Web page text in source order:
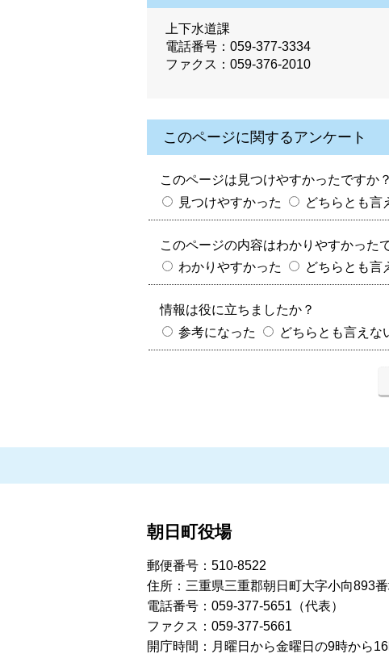
上下水道課
電話番号：059-377-3334
ファクス：059-376-2010
このページに関するアンケート
このページは見つけやすかったですか？
見つけやすかった
どちらとも言
このページの内容はわかりやすかった
わかりやすかった
どちらとも言
情報は役に立ちましたか？
参考になった
どちらとも言えな
朝日町役場
郵便番号：510-8522
住所：三重県三重郡朝日町大字小向893
電話番号：059-377-5651（代表）
ファクス：059-377-5661
開庁時間：月曜日から金曜日の9時から